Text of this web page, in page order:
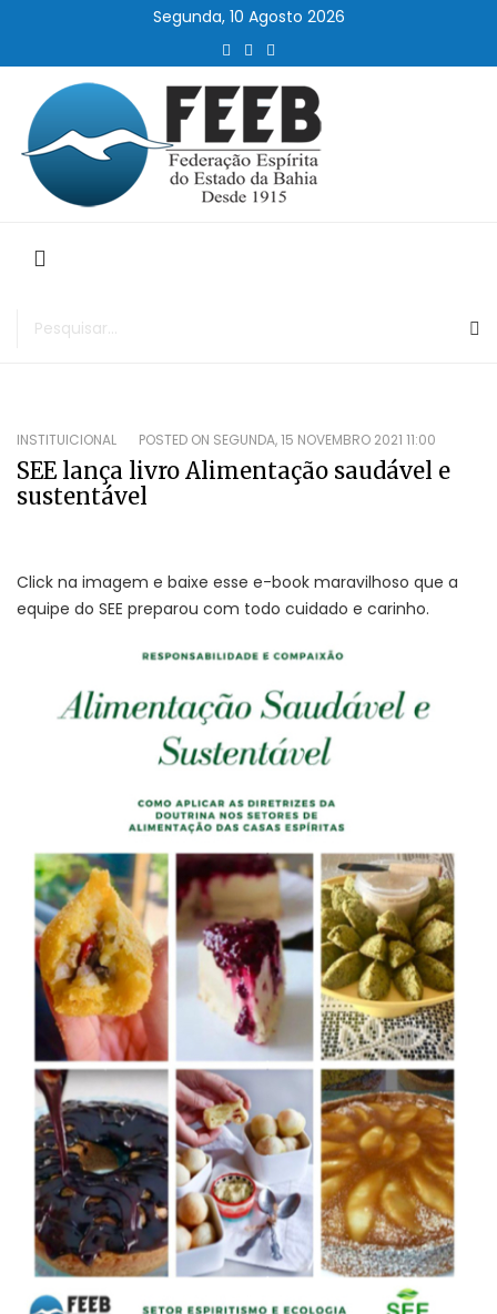
Segunda, 10 Agosto 2026
INSTITUICIONAL POSTED ON SEGUNDA, 15 NOVEMBRO 2021 11:00
SEE lança livro Alimentação saudável e
sustentável
Click na imagem e baixe esse e-book maravilhoso que a
equipe do SEE preparou com todo cuidado e carinho.